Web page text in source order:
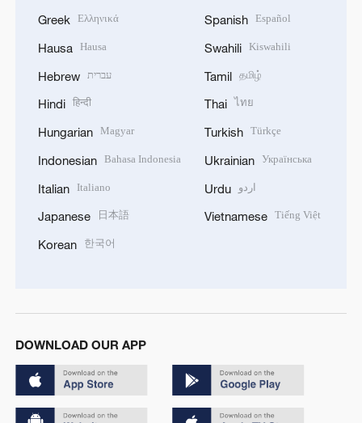
Greek Ελληνικά
Hausa Hausa
Hebrew עברית
Hindi हिन्दी
Hungarian Magyar
Indonesian Bahasa Indonesia
Italian Italiano
Japanese 日本語
Korean 한국어
Spanish Español
Swahili Kiswahili
Tamil தமிழ்
Thai ไทย
Turkish Türkçe
Ukrainian Українська
Urdu اردو
Vietnamese Tiếng Việt
DOWNLOAD OUR APP